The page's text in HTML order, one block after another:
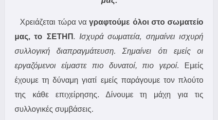
Χρειάζεται τώρα ναγραφτούμε όλοι στο σωματείο
μας, το ΣΕΤΗΠ . Ισχυρά σωματεία, σημαίνει ισχυρή
συλλογική διαπραγμάτευση. Σημαίνει ότι εμείς οι
εργαζόμενοι είμαστε πιο δυνατοί, πιο γεροί. Εμείς
έχουμε τη δύναμη γιατί εμείς παράγουμε τον πλούτο
της κάθε επιχείρησης. Δίνουμε τη μάχη για τις
συλλογικές συμβάσεις.